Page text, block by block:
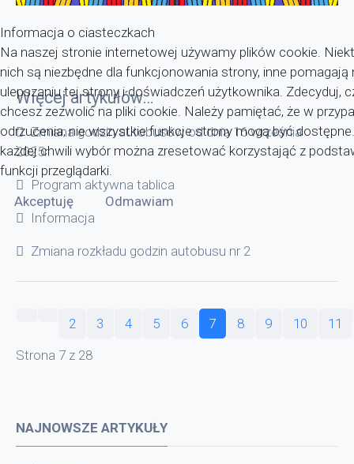
Więcej artykułów…
Zmiana godzin autobusów od dnia 16 września
2025r.
Program aktywna tablica
Informacja
Zmiana rozkładu godzin autobusu nr 2
2 3 4 5 6 7 8 9 10
11
Strona 7 z 28
NAJNOWSZE ARTYKUŁY
Informacja o ciasteczkach
Na naszej stronie internetowej używamy plików cookie.
nich są niezbędne dla funkcjonowania strony, inne pomagają
ulepszaniu tej strony i doświadczeń użytkownika. Zdecyduj,
chcesz zezwolić na pliki cookie. Należy pamiętać, że w
odrzucenia, nie wszystkie funkcje strony mogą być
każdej chwili wybór można zresetować korzystająć z
funkcji przeglądarki.
Akceptuję
Odmawiam